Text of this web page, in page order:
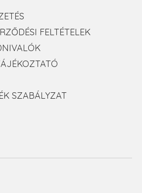
FELTÉTELEK
SZABÁLYZAT